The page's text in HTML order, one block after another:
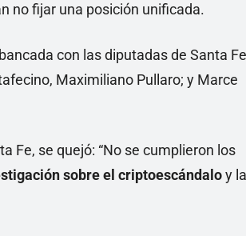
no fijar una posición unificada.
con las diputadas de Santa Fe
Maximiliano Pullaro; y Marce
Fe, se quejó: “No se cumplieron los
sobre el criptoescándaloy la